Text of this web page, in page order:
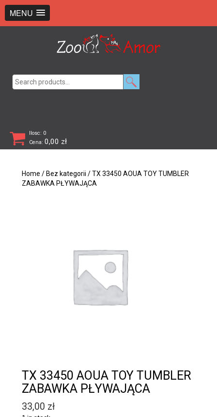
MENU
Ilosc: 0
Cena: 0,00 zł
Home / Bez kategorii / TX 33450 AOUA TOY TUMBLER
ZABAWKA PŁYWAJĄCA
TX 33450 AOUA TOY TUMBLER
ZABAWKA PŁYWAJĄCA
33,00 zł